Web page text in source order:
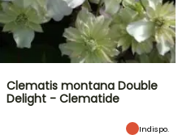
Clematis montana Double
Delight - Clematide
Indispo.